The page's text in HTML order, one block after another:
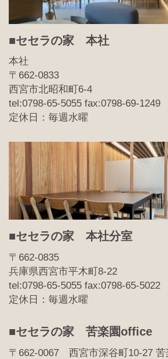
■セセラの家 本社
本社
〒662-0833
西宮市北昭和町6-4
tel:0798-65-5055 fax:0798-69-1249
定休日：毎週水曜
■セセラの家 本社分室
〒662-0835
兵庫県西宮市平木町8-22
tel:0798-65-5055 fax:0798-65-5022
定休日：毎週水曜
■セセラの家 苦楽園office
〒662-0067 西宮市深谷町10-27 苦